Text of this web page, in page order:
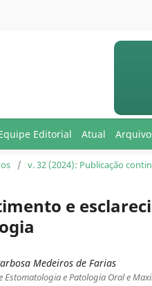
Editorial Atual
/ v. 32 (2024): Publicação
e
Medeiros de Farias
e Patologia Oral e